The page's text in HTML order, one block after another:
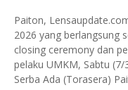
Paiton,
2026 yang berlangsung
closing ceremony dan
pelaku UMKM, Sabtu
Serba Ada (Torasera)